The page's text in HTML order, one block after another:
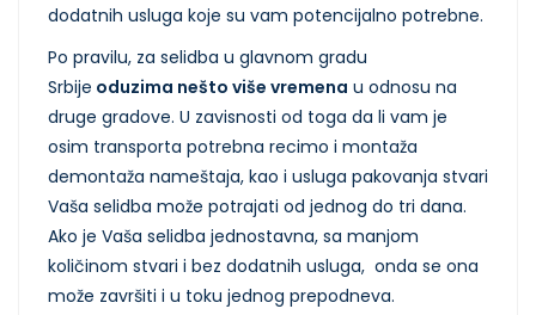
dodatnih usluga koje su vam potencijalno potrebne.
Po pravilu, za selidba u glavnom gradu
Srbije oduzima nešto više vremena u odnosu na
druge gradove. U zavisnosti od toga da li vam je
osim transporta potrebna recimo i montaža
demontaža nameštaja, kao i usluga pakovanja stvari
Vaša selidba može potrajati od jednog do tri dana.
Ako je Vaša selidba jednostavna, sa manjom
količinom stvari i bez dodatnih usluga, onda se ona
može završiti i u toku jednog prepodneva.